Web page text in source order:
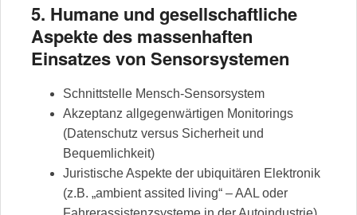
5. Humane und gesellschaftliche
Aspekte des massenhaften
Einsatzes von Sensorsystemen
Schnittstelle Mensch-Sensorsystem
Akzeptanz allgegenwärtigen Monitorings
(Datenschutz versus Sicherheit und
Bequemlichkeit)
Juristische Aspekte der ubiquitären Elektronik
(z.B. „ambient assited living“ – AAL oder